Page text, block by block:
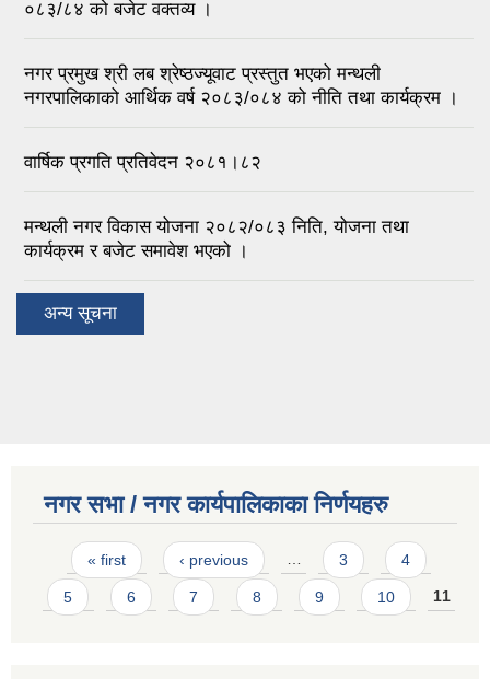
०८३/८४ को बजेट वक्तव्य ।
नगर प्रमुख श्री लब श्रेष्ठज्यूवाट प्रस्तुत भएको मन्थली
नगरपालिकाको आर्थिक वर्ष २०८३/०८४ को नीति तथा कार्यक्रम ।
वार्षिक प्रगति प्रतिवेदन २०८१।८२
मन्थली नगर विकास योजना २०८२/०८३ निति, योजना तथा
कार्यक्रम र बजेट समावेश भएको ।
अन्य सूचना
नगर सभा / नगर कार्यपालिकाका निर्णयहरु
Pages
« first ‹ previous … 3 4
5 6 7 8 9 10 11